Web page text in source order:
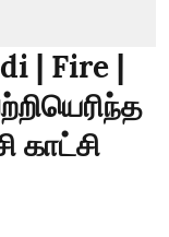
| Fire |
காட்சி